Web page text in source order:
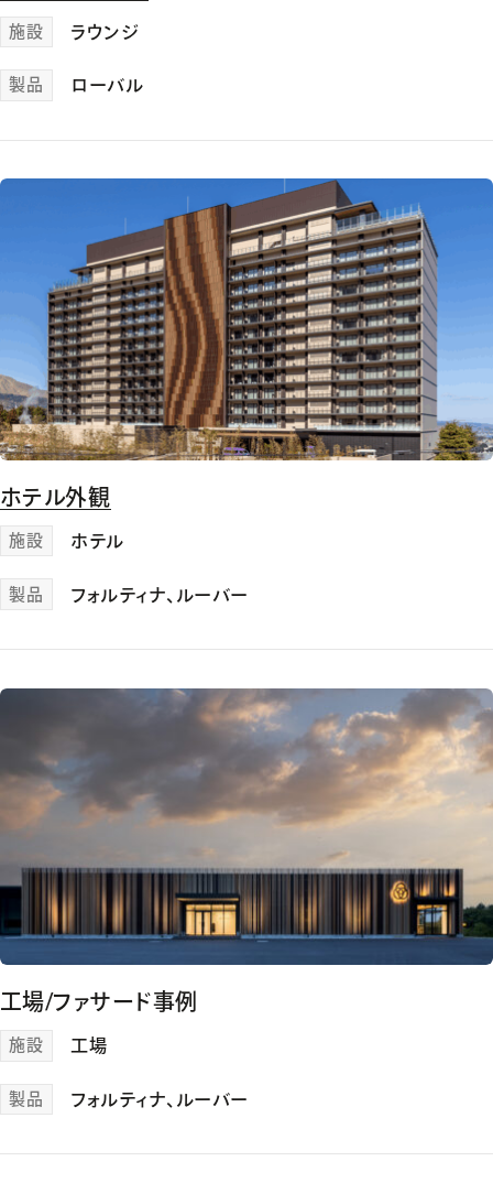
施設 ラウンジ
製品 ローバル
ホテル外観
施設 ホテル
製品 フォルティナ、 ルーバー
工場/ファサード事例
施設 工場
製品 フォルティナ、 ルーバー